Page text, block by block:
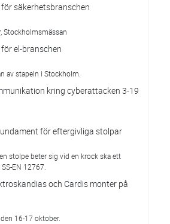
säkerhetsbranschen
Stockholmsmässan
el-branschen
av stapeln i Stockholm.
kring cyberattacken 3-19
för eftergivliga stolpar
stolpe beter sig vid en krock ska ett
EN 12767.
och Cardis monter på
16-17 oktober.